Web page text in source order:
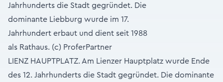
LIENZ HAUPTPLATZ. Am Lienzer Hauptplatz wurde Ende
des 12. Jahrhunderts die Stadt gegründet. Die dominante